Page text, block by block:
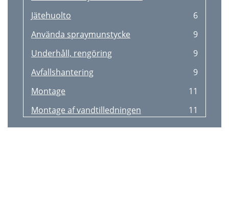
Jätehuolto
6
Använda spraymunstycke
9
Underhåll, rengöring
9
Avfallshantering
9
Montage
11
Montage af vandtilledningen
11
Stedet for montagen
11